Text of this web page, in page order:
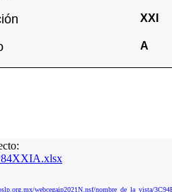
XXI
A
webcegaip2021N.nsf/nombre_de_la_vista/